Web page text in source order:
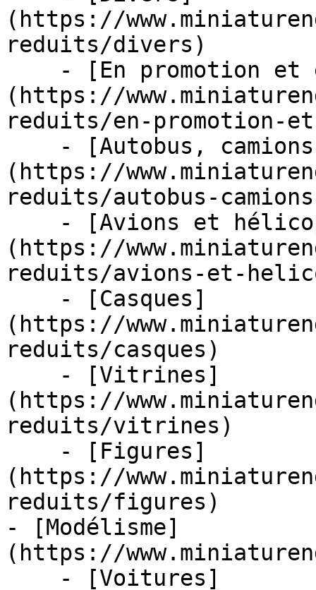
(https://
reduits/divers)
(https://
reduits/en-promotion-
(https://
reduits/autobus-
(https://
reduits/avions-et-
(https://
reduits/casques)
(https://
reduits/vitrines)
(https://
reduits/figures)
- [Modélisme]
(https://